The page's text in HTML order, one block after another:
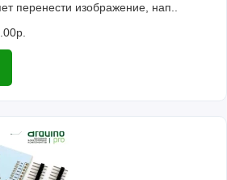
перенести изображение, нап..